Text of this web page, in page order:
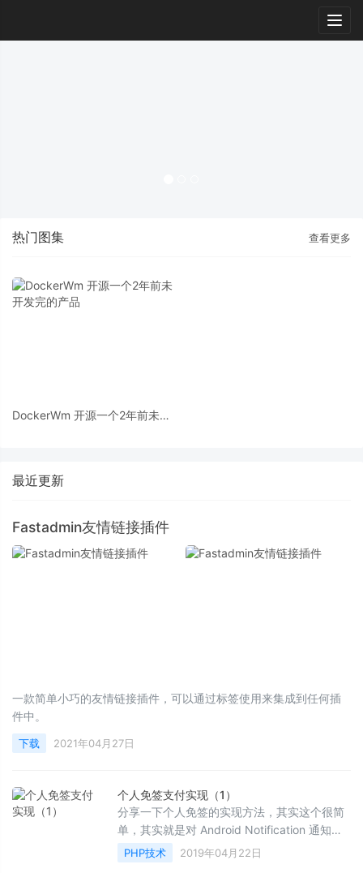
热门图集 查看更多
DockerWm 开源一个2年前未开
最近更新
Fastadmin友情链接插件
一款简单小巧的友情链接插件，可以通过标签使用来集成到任何插
件中。
下载 2021年04月27日
个人免签支付实现（1）
分享一下个人免签的实现方法，其实这个很简
单，其实就是对 Android Notification 通知消
息进行的监听，根据消息内容的金额来进行支
付判断
PHP技术 2019年04月22日